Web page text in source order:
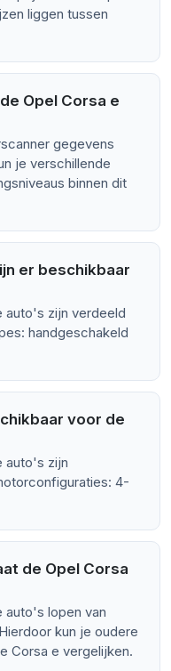
liggen tussen
Opel Corsa e
gegevens
je verschillende
binnen dit
er beschikbaar
auto's zijn verdeeld
handgeschakeld
voor de
auto's zijn
4-
de Opel Corsa
auto's lopen van
kun je oudere
Corsa e vergelijken.